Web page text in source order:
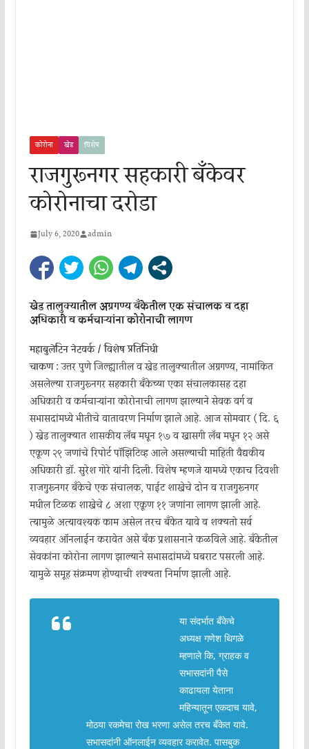
कोरोना खेड विशेष
राजगुरूनगर सहकारी बँकेवर
कोरोनाचा दरोडा
July 6, 2020 admin
खेड तालुक्यातील अग्रगण्य बँकेतील एक संचालक व दहा
अधिकारी व कर्मचाऱ्यांना कोरोनाची लागण
महाबुलेटिन नेटवर्क / विशेष प्रतिनिधी
चाकण :उत्तर पुणे जिल्ह्यातील व खेड तालुक्यातील अग्रगण्य, नामांकित
असलेल्या राजगुरूनगर सहकारी बँकेच्या एका संचालकासह दहा
अधिकारी व कर्मचाऱ्यांना कोरोनाची लागण झाल्याने सेवक वर्ग व
सभासदांमध्ये भीतीचे वातावरण निर्माण झाले आहे. आज सोमवार ( दि. ६
) खेड तालुक्यात शासकीय लॅब मधून १७ व खासगी लॅब मधून १२ असे
एकूण २९ जणांचे रिपोर्ट पॉझिटिव्ह आले असल्याची माहिती वैद्यकीय
अधिकारी डॉ. सुरेश गोरे यांनी दिली. विशेष म्हणजे यामध्ये एकाच दिवशी
राजगुरूनगर बँकेचे एक संचालक, पाईट शाखेचे दोन व राजगुरूनगर
मधील टिळक शाखेचे ८ अशा एकूण ११ जणांना लागण झाली आहे.
त्यामुळे अत्यावश्यक काम असेल तरच बँकेत यावे व शक्यतो सर्व
व्यवहार ऑनलाईन करावेत असे बँक प्रशासनाने कळविले आहे. बँकेतील
सेवकांना कोरोना लागण झाल्याने सभासदांमध्ये घबराट पसरली आहे.
यामुळे समूह संक्रमण होण्याची शक्यता निर्माण झाली आहे.
या संदर्भात बँकेचे
अध्यक्ष गणेश थिगळे
म्हणाले कि, ग्राहक व
सभासदांनी पैसे
काढायला येताना
महिन्यातून एकदाच यावे,
मोठया रकमेचा रोख भरणा असेल तरच बँकेत यावे.
सभासदांनी ऑनलाईन व्यवहार करावेत. पासबुक